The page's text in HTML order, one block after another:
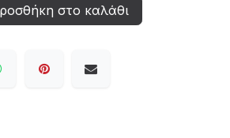
στο καλάθι